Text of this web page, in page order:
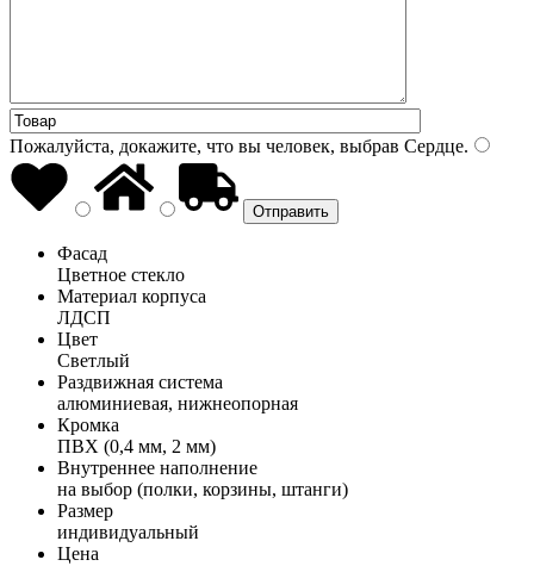
Пожалуйста, докажите, что вы человек, выбрав Сердце.
Фасад
Цветное стекло
Материал корпуса
ЛДСП
Цвет
Светлый
Раздвижная система
алюминиевая, нижнеопорная
Кромка
ПВХ (0,4 мм, 2 мм)
Внутреннее наполнение
на выбор (полки, корзины, штанги)
Размер
индивидуальный
Цена